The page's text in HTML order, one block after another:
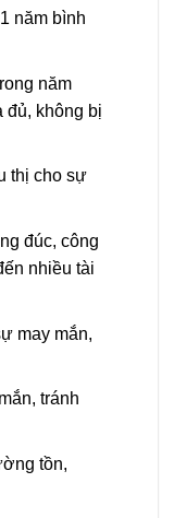
năm bình
năm
đủ, không bị
thị cho sự
đúc, công
nhiều tài
may mắn,
tránh
tồn,